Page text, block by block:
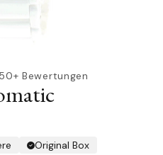
Bewertungen
Original Box